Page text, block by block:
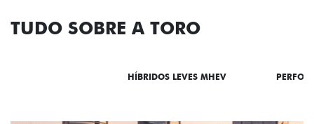
TUDO SOBRE A TORO
HÍBRIDOS LEVES MHEV